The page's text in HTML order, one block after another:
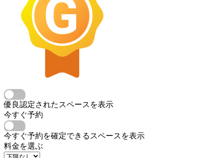
優良認定されたスペースを表示
今すぐ予約
今すぐ予約を確定できるスペースを表示
料金を選ぶ